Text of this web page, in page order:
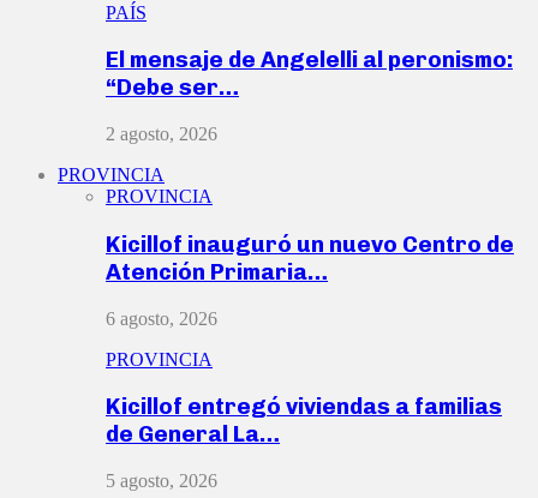
PAÍS
El mensaje de Angelelli al peronismo:
“Debe ser…
2 agosto, 2026
PROVINCIA
PROVINCIA
Kicillof inauguró un nuevo Centro de
Atención Primaria…
6 agosto, 2026
PROVINCIA
Kicillof entregó viviendas a familias
de General La…
5 agosto, 2026